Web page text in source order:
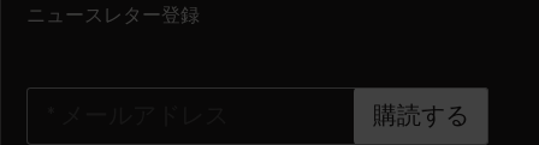
ニュースレター登録
購読する